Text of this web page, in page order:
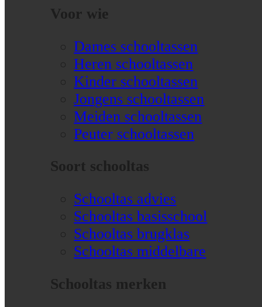
Voor wie
Dames schooltassen
Heren schooltassen
Kinder schooltassen
Jongens schooltassen
Meiden schooltassen
Peuter schooltassen
Soort schooltas
Schooltas advies
Schooltas basisschool
Schooltas brugklas
Schooltas middelbare
Schooltas merken